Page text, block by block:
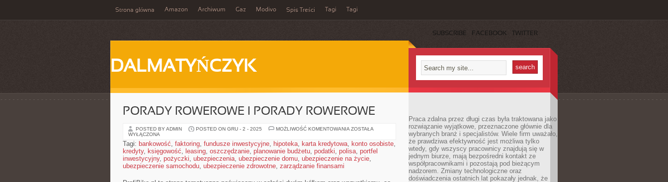
Strona główna Amazon Archiwum Gaz Modivo Spis Treści Tagi Tagi
SUBSCRIBE FACEBOOK TWITTER
DALMATYŃCZYK
PORADY ROWEROWE I PORADY ROWEROWE
POSTED BY ADMIN POSTED ON GRU - 2 - 2025 MOŻLIWOŚĆ KOMENTOWANIA PORADY
PORADY
ROWEROWE
ZOSTAŁA
WYŁĄCZONA
Tagi: bankowość, faktoring, fundusze inwestycyjne, hipoteka, karta kredytowa, konto osobiste,
kredyty, księgowość, leasing, oszczędzanie, planowanie budżetu, podatki, polisa, portfel
inwestycyjny, pożyczki, ubezpieczenia, ubezpieczenie domu, ubezpieczenie na życie,
ubezpieczenie samochodu, ubezpieczenie zdrowotne, zarządzanie finansami
Praca zdalna przez długi czas była traktowana jako
rozwiązanie wyjątkowe, przeznaczone głównie dla
wybranych branż i specjalistów. Wiele firm uważało,
że prawdziwa efektywność jest możliwa tylko
wtedy, gdy wszyscy pracownicy znajdują się w
jednym biurze, mają bezpośredni kontakt ze
współpracownikami i pozostają pod bieżącym
nadzorem. Zmiany technologiczne oraz
doświadczenia ostatnich lat pokazały jednak, że